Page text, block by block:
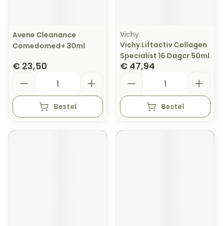
Avene Cleanance
Comedomed+ 30ml
€ 23,50
Bestel
Vichy
Vichy Liftactiv Collagen
Specialist 16 Dagcr 50ml
€ 47,94
Bestel